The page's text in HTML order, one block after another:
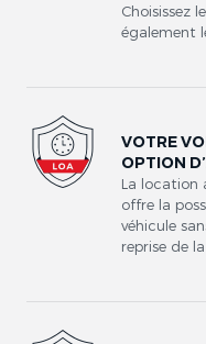
Choisissez
également
VOTRE
OPTION
La location
offre la
véhicule
reprise de